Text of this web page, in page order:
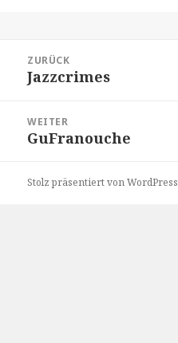
ZURÜCK
Vorheriger
Jazzcrimes
WEITER
Nächster
GuFranouche
Stolz präsentiert von WordPress